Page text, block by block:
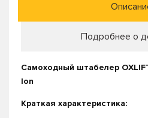
Подробнее о
Самоходный штабелер
Ion
Краткая характеристика: